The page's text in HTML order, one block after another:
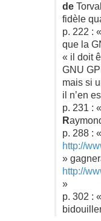
de
fidèle
p. 222 :
que la
« il doit
GNU
mais si
il n’en
p. 231 :
R
p. 288 : «
http://
»
http://
»
p. 302 :